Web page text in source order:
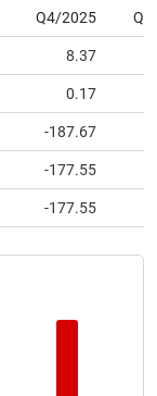
Q4/2025
8.37
0.17
-187.67
-177.55
-177.55